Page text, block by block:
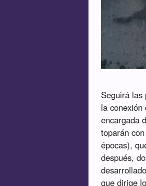
Seguirá las
la
encargada
toparán
épocas),
después,
que dirige